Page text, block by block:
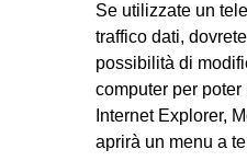
Se utilizzate un
traffico dati,
possibilità di
computer per
Internet Explorer,
aprirà un menu a